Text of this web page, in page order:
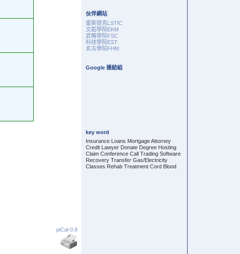
piCal-0.8
伙伴網站
雷斯提克LSTIC
文韜學院EKM
武略學院FSC
科技學院EST
玄古學院FHM
Google 連結組
key word
Insurance Loans Mortgage Attorney
Credit Lawyer Donate Degree Hosting
Claim Conference Call Trading Software
Recovery Transfer Gas/Electricity
Classes Rehab Treatment Cord Blood